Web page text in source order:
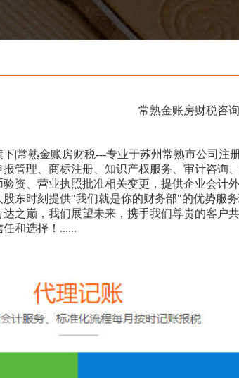
常熟金账房财税咨
下|常熟金账房财税---专业于苏州常熟市公司注
报管理、商标注册、知识产权服务、审计咨询
验资、营业执照批准相关变更，提供企业会计
东时刻提供"我们就是你的财务部"的优势服务
之巅，我们展望未来，携手我们尊贵的客户
和选择！......